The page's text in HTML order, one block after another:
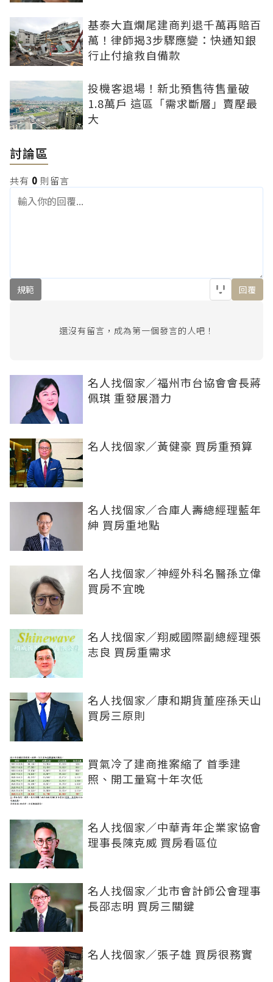
基泰大直爛尾建商判退千萬再賠百
萬！律師揭3步驟應變：快通知銀
行止付搶救自備款
投機客退場！新北預售待售量破
1.8萬戶 這區「需求斷層」賣壓最
大
討論區
共有 0 則留言
規範 回覆
還沒有留言，成為第一個發言的人吧！
名人找個家／福州市台協會會長蔣
佩琪 重發展潛力
名人找個家／黃健豪 買房重預算
名人找個家／合庫人壽總經理藍年
紳 買房重地點
名人找個家／神經外科名醫孫立偉
買房不宜晚
名人找個家／翔威國際副總經理張
志良 買房重需求
名人找個家／康和期貨董座孫天山
買房三原則
買氣冷了建商推案縮了 首季建
照、開工量寫十年次低
名人找個家／中華青年企業家協會
理事長陳克威 買房看區位
名人找個家／北市會計師公會理事
長邵志明 買房三關鍵
名人找個家／張子雄 買房很務實